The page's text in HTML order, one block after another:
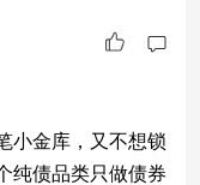
小金库，又不想锁
纯债品类只做债券